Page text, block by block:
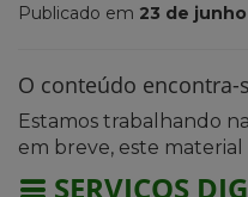
Publicado em 23 de
O conteúdo
Estamos trabalhando
em breve, este
SERVIÇOS